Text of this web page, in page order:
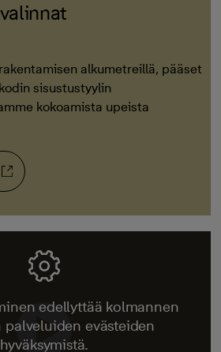
alkumetreillä, pääset
sisustustyylin
kokoamista upeista
edellyttää kolmannen
palveluiden evästeiden
hyväksymistä.